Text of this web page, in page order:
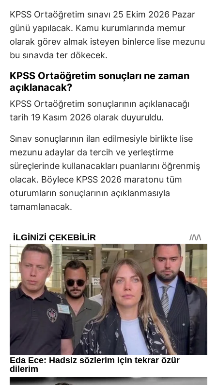
KPSS Ortaöğretim sınavı 25 Ekim 2026 Pazar
günü yapılacak. Kamu kurumlarında memur
olarak görev almak isteyen binlerce lise mezunu
bu sınavda ter dökecek.
KPSS Ortaöğretim sonuçları ne zaman
açıklanacak?
KPSS Ortaöğretim sonuçlarının açıklanacağı
tarih 19 Kasım 2026 olarak duyuruldu.
Sınav sonuçlarının ilan edilmesiyle birlikte lise
mezunu adaylar da tercih ve yerleştirme
süreçlerinde kullanacakları puanlarını öğrenmiş
olacak. Böylece KPSS 2026 maratonu tüm
oturumların sonuçlarının açıklanmasıyla
tamamlanacak.